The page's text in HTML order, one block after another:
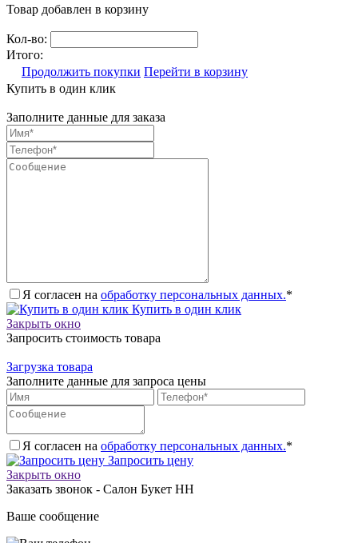
Товар добавлен в корзину
Кол-во:
Итого:
Продолжить покупки Перейти в корзину
Купить в один клик
Заполните данные для заказа
Я согласен на обработку персональных данных.*
Купить в один клик
Закрыть окно
Запросить стоимость товара
Загрузка товара
Заполните данные для запроса цены
Я согласен на обработку персональных данных.*
Запросить цену
Закрыть окно
Заказать звонок - Салон Букет НН
Ваше сообщение